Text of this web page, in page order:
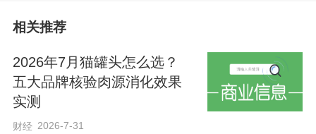
窗口服务触角为行动不便群众开辟“绿色通
道”用实际行动架起了警民“连心桥”“真是麻
烦你们了，让你们跑一趟，帮了我大忙
了！”面对给其上门办理业务的户籍民警，
相关推荐
2026年7月猫罐头怎么选？
五大品牌核验肉源消化效果
实测
财经 2026-7-31